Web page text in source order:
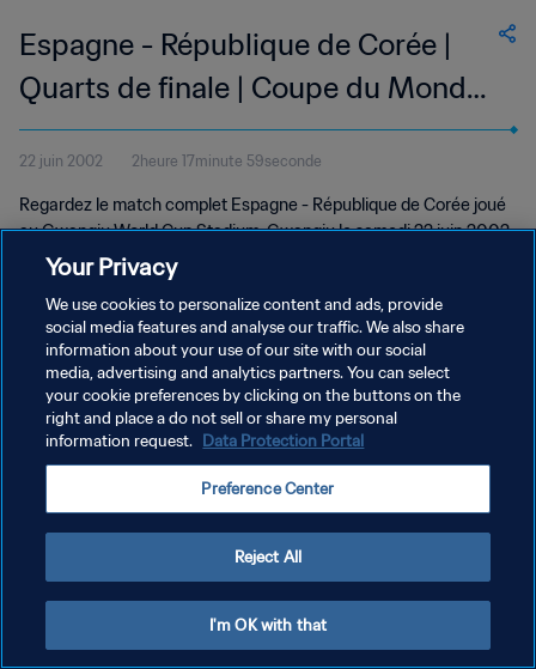
Espagne - République de Corée |
Quarts de finale | Coupe du Monde
de la FIFA, Corée/Japon 2002™ |
Match complet
22 juin 2002 2heure 17minute 59seconde
Regardez le match complet Espagne - République de Corée joué
au Gwangju World Cup Stadium, Gwangju le samedi 22 juin 2002.
POLITIQUE DE CONFIDENTIALITÉ
CONDITIONS D'UTILISATION
GÉRER VOS PRÉFÉRENCES SUR LES COOKIES
Your Privacy
We use cookies to personalize content and ads, provide
social media features and analyse our traffic. We also share
information about your use of our site with our social
media, advertising and analytics partners. You can select
your cookie preferences by clicking on the buttons on the
right and place a do not sell or share my personal
information request. Data Protection Portal
Preference Center
Reject All
I'm OK with that